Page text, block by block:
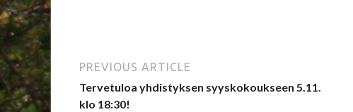
PREVIOUS ARTICLE
Tervetuloa yhdistyksen syyskokoukseen 5.11.
klo 18:30!